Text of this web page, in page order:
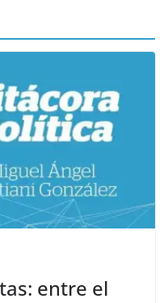
entre el